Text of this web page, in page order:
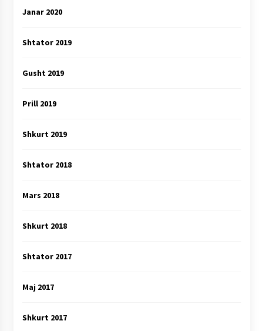
Janar 2020
Shtator 2019
Gusht 2019
Prill 2019
Shkurt 2019
Shtator 2018
Mars 2018
Shkurt 2018
Shtator 2017
Maj 2017
Shkurt 2017